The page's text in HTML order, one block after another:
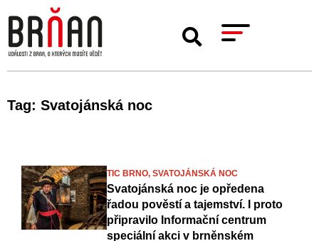
Tag: Svatojánská noc
TIC BRNO, SVATOJÁNSKÁ NOC
Svatojánská noc je opředena
řadou pověstí a tajemství. I proto
připravilo Informační centrum
speciální akci v brněnském